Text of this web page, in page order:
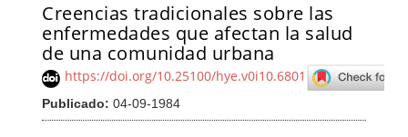
Creencias tradicionales sobre las
enfermedades que afectan la salud
de una comunidad urbana
https://doi.org/10.25100/hye.v0i10.6801
Publicado: 04-09-1984
Barra lateral del artículo